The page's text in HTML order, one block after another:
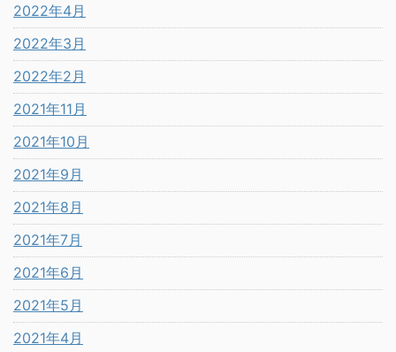
2022年4月
2022年3月
2022年2月
2021年11月
2021年10月
2021年9月
2021年8月
2021年7月
2021年6月
2021年5月
2021年4月